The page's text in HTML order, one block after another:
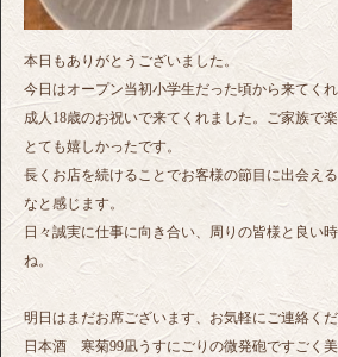
本日もありがとうございました。
今日はオープン当初小学生だった頃から来てく
成人18歳のお祝いで来てくれました。ご家族で
とても嬉しかったです。
長くお店を続けることでお客様の節目に出会え
なと感じます。
日々誠実に仕事に向き合い、周りの皆様と良い
ね。
明日はまだお席ございます、お気軽にご連絡く
日本酒 寒菊99凪うすにごりの微発砲ですごく